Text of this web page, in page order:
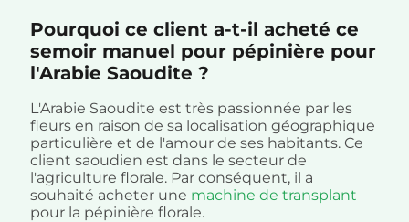
Pourquoi ce client a-t-il acheté ce
semoir manuel pour pépinière pour
l'Arabie Saoudite ?
L'Arabie Saoudite est très passionnée par les
fleurs en raison de sa localisation géographique
particulière et de l'amour de ses habitants. Ce
client saoudien est dans le secteur de
l'agriculture florale. Par conséquent, il a
souhaité acheter une machine de transplant
pour la pépinière florale.